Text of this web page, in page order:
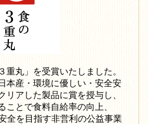
重丸」を受賞いたしました。
本産・環境に優しい・安全安
リアした製品に賞を授与し、
ことで食料自給率の向上、
全を目指す非営利の公益事業